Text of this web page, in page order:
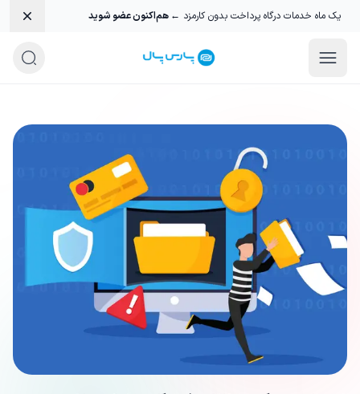
یک ماه خدمات درگاه پرداخت بدون کارمزد ← هم‌اکنون عضو شوید
وبلاگ پرداخت یار و درگاه پرداخت پارس
دانستنی هایی درباره درگاه پرداخت